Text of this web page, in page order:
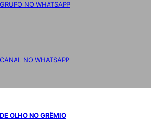
GRUPO NO WHATSAPP
CANAL NO WHATSAPP
DE OLHO NO GRÊMIO